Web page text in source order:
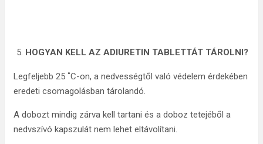
HOGYAN KELL AZ ADIURETIN TABLETTÁT TÁROLNI?
Legfeljebb 25 ˚C-on, a nedvességtől való védelem érdekében
eredeti csomagolásban tárolandó.
A dobozt mindig zárva kell tartani és a doboz tetejéből a
nedvszívó kapszulát nem lehet eltávolítani.